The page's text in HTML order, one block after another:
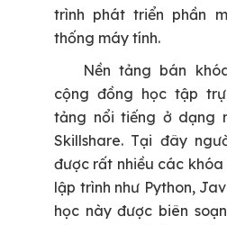
trình phát triển phần
thống máy tính.
Nền tảng bán
cộng đồng học tập
tảng nổi tiếng ở dạng
Skillshare. Tại đây
được rất nhiều các khóa
lập trình như Python,
học này được biên